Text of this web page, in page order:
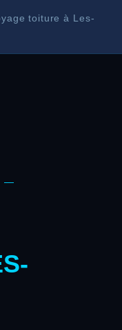
toiture à Les-
—